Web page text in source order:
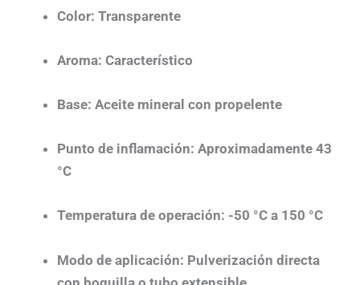
Color: Transparente
Aroma: Característico
Base: Aceite mineral con propelente
Punto de inflamación: Aproximadamente 43
°C
Temperatura de operación: -50 °C a 150 °C
Modo de aplicación: Pulverización directa